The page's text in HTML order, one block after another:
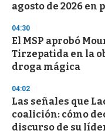
agosto de 2026 en
04:30
El MSP aprobó
Tirzepatida en la
droga mágica
04:02
Las señales que
coalición: cómo
discurso de su